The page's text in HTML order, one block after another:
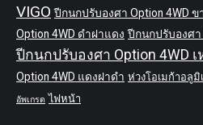
VIGO ปีกนกปรับองศา Option 4WD ข
Option 4WD ดำฝาแดง ปีกนกปรับองศา
ปีกนกปรับองศา Option 4WD
Option 4WD แดงฝาดำ ห่วงโอเมก้าอลูมิ
อัพเกรด ไฟหน้า